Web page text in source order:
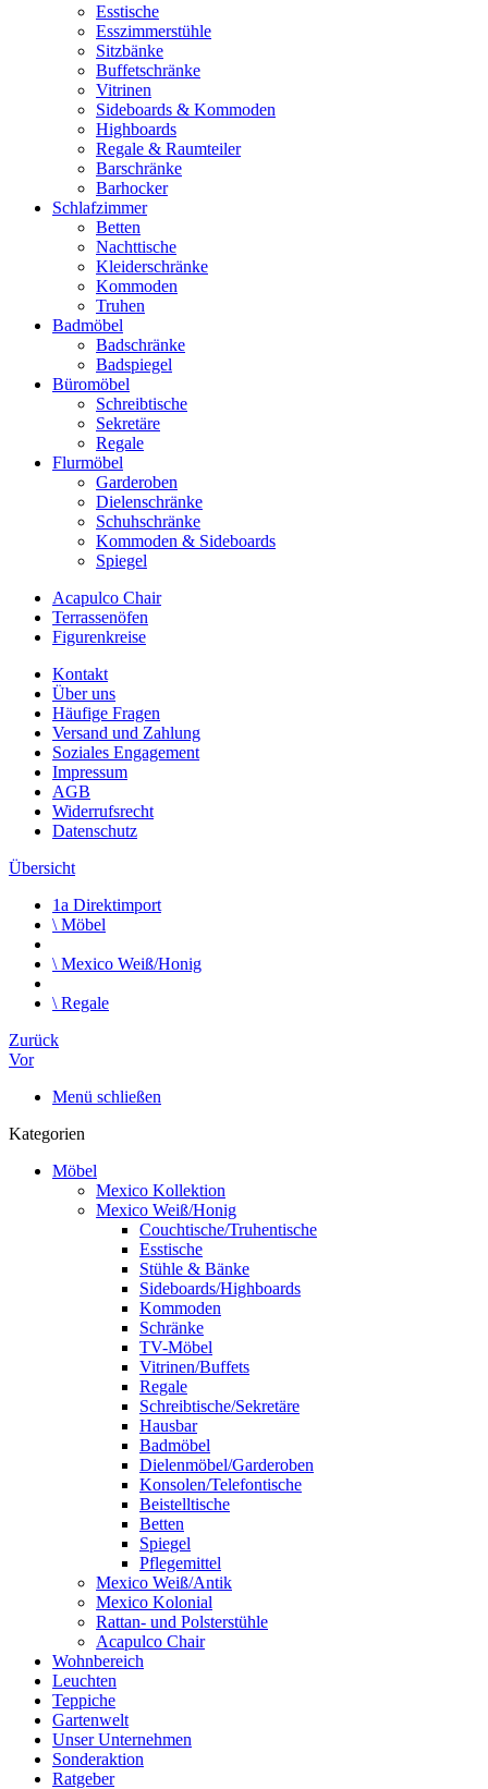
Esstische
Esszimmerstühle
Sitzbänke
Buffetschränke
Vitrinen
Sideboards & Kommoden
Highboards
Regale & Raumteiler
Barschränke
Barhocker
Schlafzimmer
Betten
Nachttische
Kleiderschränke
Kommoden
Truhen
Badmöbel
Badschränke
Badspiegel
Büromöbel
Schreibtische
Sekretäre
Regale
Flurmöbel
Garderoben
Dielenschränke
Schuhschränke
Kommoden & Sideboards
Spiegel
Acapulco Chair
Terrassenöfen
Figurenkreise
Kontakt
Über uns
Häufige Fragen
Versand und Zahlung
Soziales Engagement
Impressum
AGB
Widerrufsrecht
Datenschutz
Übersicht
1a Direktimport
\ Möbel
\ Mexico Weiß/Honig
\ Regale
Zurück
Vor
Menü schließen
Kategorien
Möbel
Mexico Kollektion
Mexico Weiß/Honig
Couchtische/Truhentische
Esstische
Stühle & Bänke
Sideboards/Highboards
Kommoden
Schränke
TV-Möbel
Vitrinen/Buffets
Regale
Schreibtische/Sekretäre
Hausbar
Badmöbel
Dielenmöbel/Garderoben
Konsolen/Telefontische
Beistelltische
Betten
Spiegel
Pflegemittel
Mexico Weiß/Antik
Mexico Kolonial
Rattan- und Polsterstühle
Acapulco Chair
Wohnbereich
Leuchten
Teppiche
Gartenwelt
Unser Unternehmen
Sonderaktion
Ratgeber